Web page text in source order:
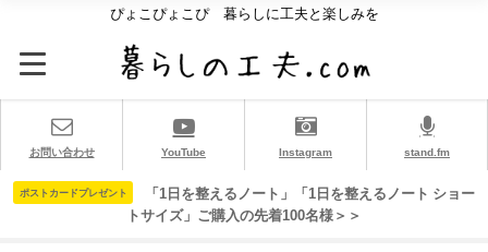
ぴょこぴょこぴ 暮らしに工夫と楽しみを
お問い合わせ YouTube Instagram stand.fm
ポストカードプレゼント
「1日を整えるノート」「1日を整えるノート ショー
トサイズ」ご購入の先着100名様＞＞